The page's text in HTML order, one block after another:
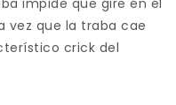
impide que gire en el
vez que la traba cae
crick del